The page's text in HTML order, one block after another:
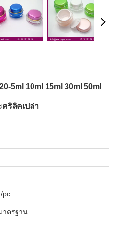
5ml 10ml 15ml 30ml 50ml
คริลิคเปล่า
pc
าตรฐาน